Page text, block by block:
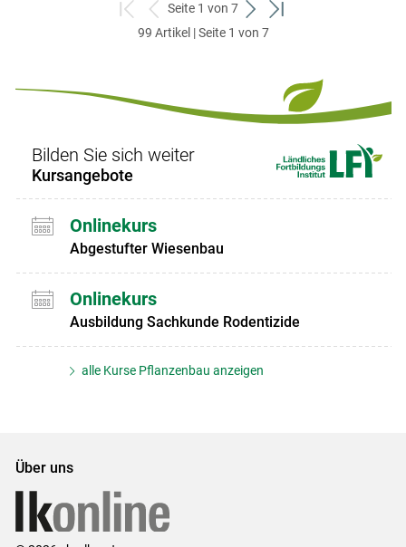
zum
ersten
zurück
zum
Seite 1 von 7
weiter
zum
zum
99 Artikel | Seite 1 von 7
Bilden Sie sich weiter
Kursangebote
Onlinekurs
Abgestufter Wiesenbau
Onlinekurs
Ausbildung Sachkunde Rodentizide
alle Kurse Pflanzenbau anzeigen
Über uns